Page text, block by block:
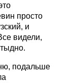
просто
и
видели,
подальше